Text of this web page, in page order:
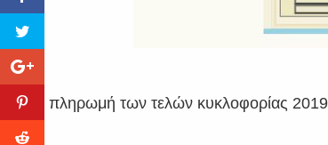
Η πληρωμή των τελών κυκλοφορίας 2019